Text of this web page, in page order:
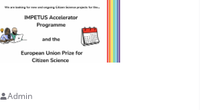
Admin